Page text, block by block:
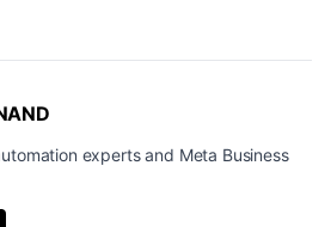
experts and Meta Business